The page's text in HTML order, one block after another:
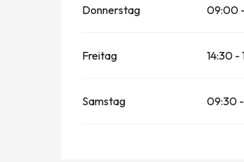
Donnerstag 09:00
Freitag 14:30 -
Samstag 09:30 -